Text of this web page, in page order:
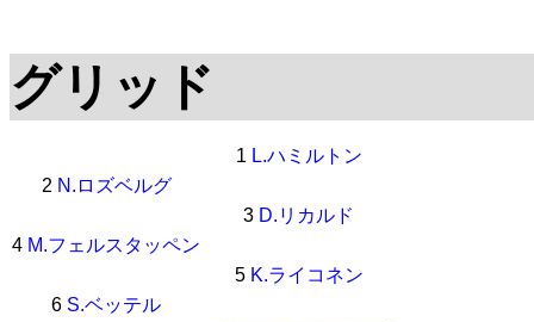
グリッド
1 L.ハミルトン
2 N.ロズベルグ
3 D.リカルド
4 M.フェルスタッペン
5 K.ライコネン
6 S.ベッテル